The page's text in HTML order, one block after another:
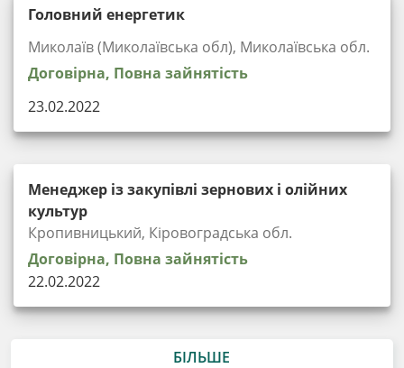
Головний енергетик
Миколаїв (Миколаївська обл), Миколаївська обл.
Договірна, Повна зайнятість
23.02.2022
Менеджер із закупівлі зернових і олійних
культур
Кропивницький, Кіровоградська обл.
Договірна, Повна зайнятість
22.02.2022
БІЛЬШЕ